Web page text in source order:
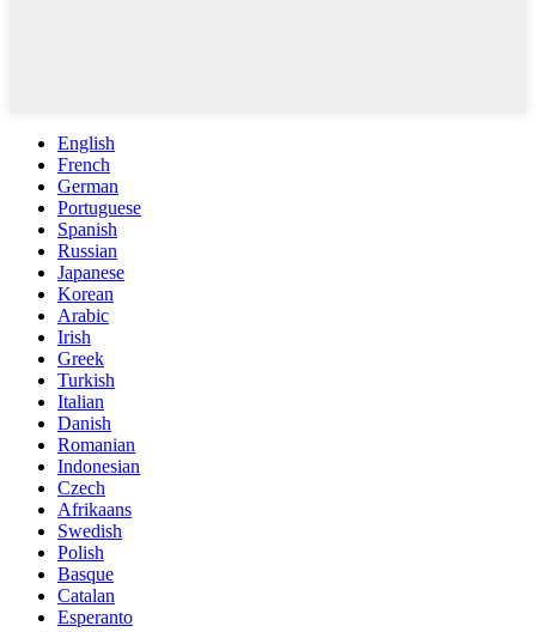
English
French
German
Portuguese
Spanish
Russian
Japanese
Korean
Arabic
Irish
Greek
Turkish
Italian
Danish
Romanian
Indonesian
Czech
Afrikaans
Swedish
Polish
Basque
Catalan
Esperanto